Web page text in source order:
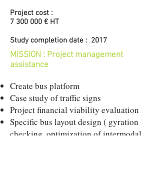
Project cost :
7 300 000 € HT
Study completion date : 2017
MISSION : Project management
assistance
Create bus platform
Case study of traffic signs
Project financial viability evaluation
Specific bus layout design ( gyration
checking, optimization of intermodal